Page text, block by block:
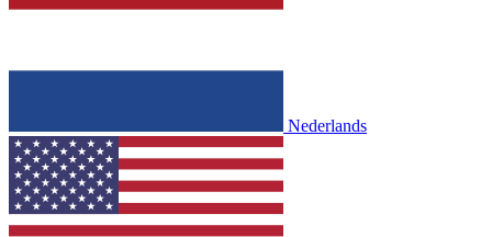
Nederlands